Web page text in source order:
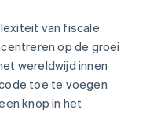
van fiscale
op de groei
wereldwijd innen
toe te voegen
knop in het